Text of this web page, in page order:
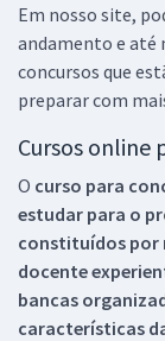
Em nosso site,
andamento e até
concursos que
preparar com
Cursos online
O curso para
estudar para o
constituídos por
docente
bancas
características